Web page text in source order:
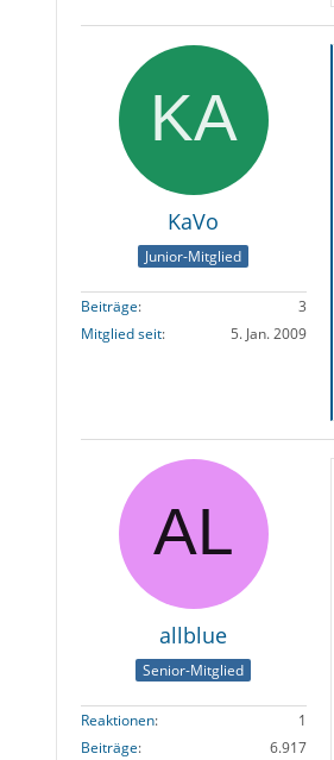
KaVo
Junior-Mitglied
Beiträge
3
Mitglied seit
5. Jan. 2009
allblue
Senior-Mitglied
Reaktionen
1
Beiträge
6.917